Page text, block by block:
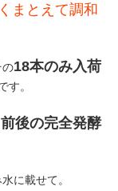
まとえて調和
の18本のみ入荷
す。
後の完全発酵
に載せて。